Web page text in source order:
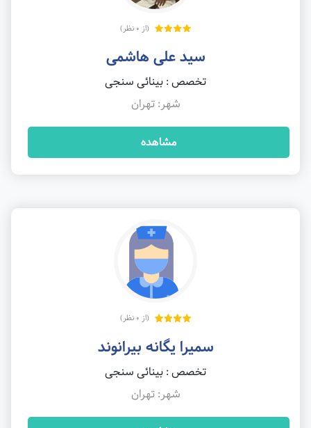
(از 0 نظر)
سید على هاشمى
تخصص : بینائی سنجی
شهر: تهران
مشاهده
(از 0 نظر)
سمیرا یگانه بیرانوند
تخصص : بینائی سنجی
شهر: تهران